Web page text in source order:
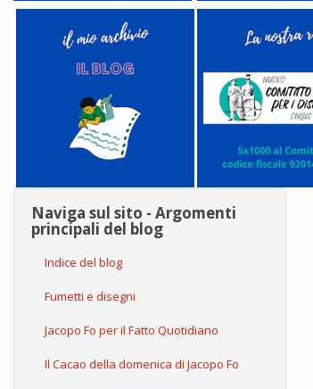
Naviga sul sito - Argomenti
principali del blog
Indice del blog
Fumetti e disegni
Jacopo Fo per il Fatto Quotidiano
Il Cacao della domenica di Jacopo Fo